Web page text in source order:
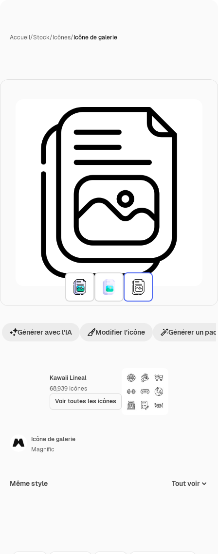
Accueil/Stock/Icônes/Icône de galerie
Kawaii Lineal
68,939 Icônes
Voir toutes les icônes
Générer avec l’IA Modifier l’icône Générer un
Icône de galerie
Magnific
Même style Tout voir